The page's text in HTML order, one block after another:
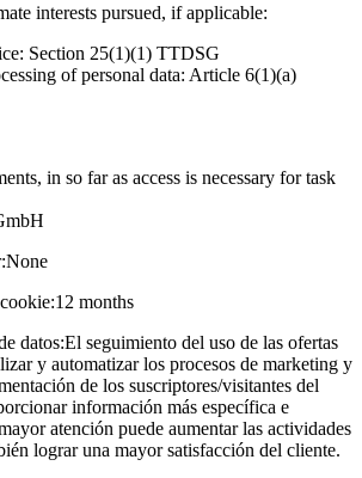
interests pursued, if applicable:
Section 25(1)(1) TTDSG
of personal data: Article 6(1)(a)
in so far as access is necessary for task
None
12 months
datos:El seguimiento del uso de las ofertas
y automatizar los procesos de marketing y
de los suscriptores/visitantes del
información más específica e
atención puede aumentar las actividades
lograr una mayor satisfacción del cliente.